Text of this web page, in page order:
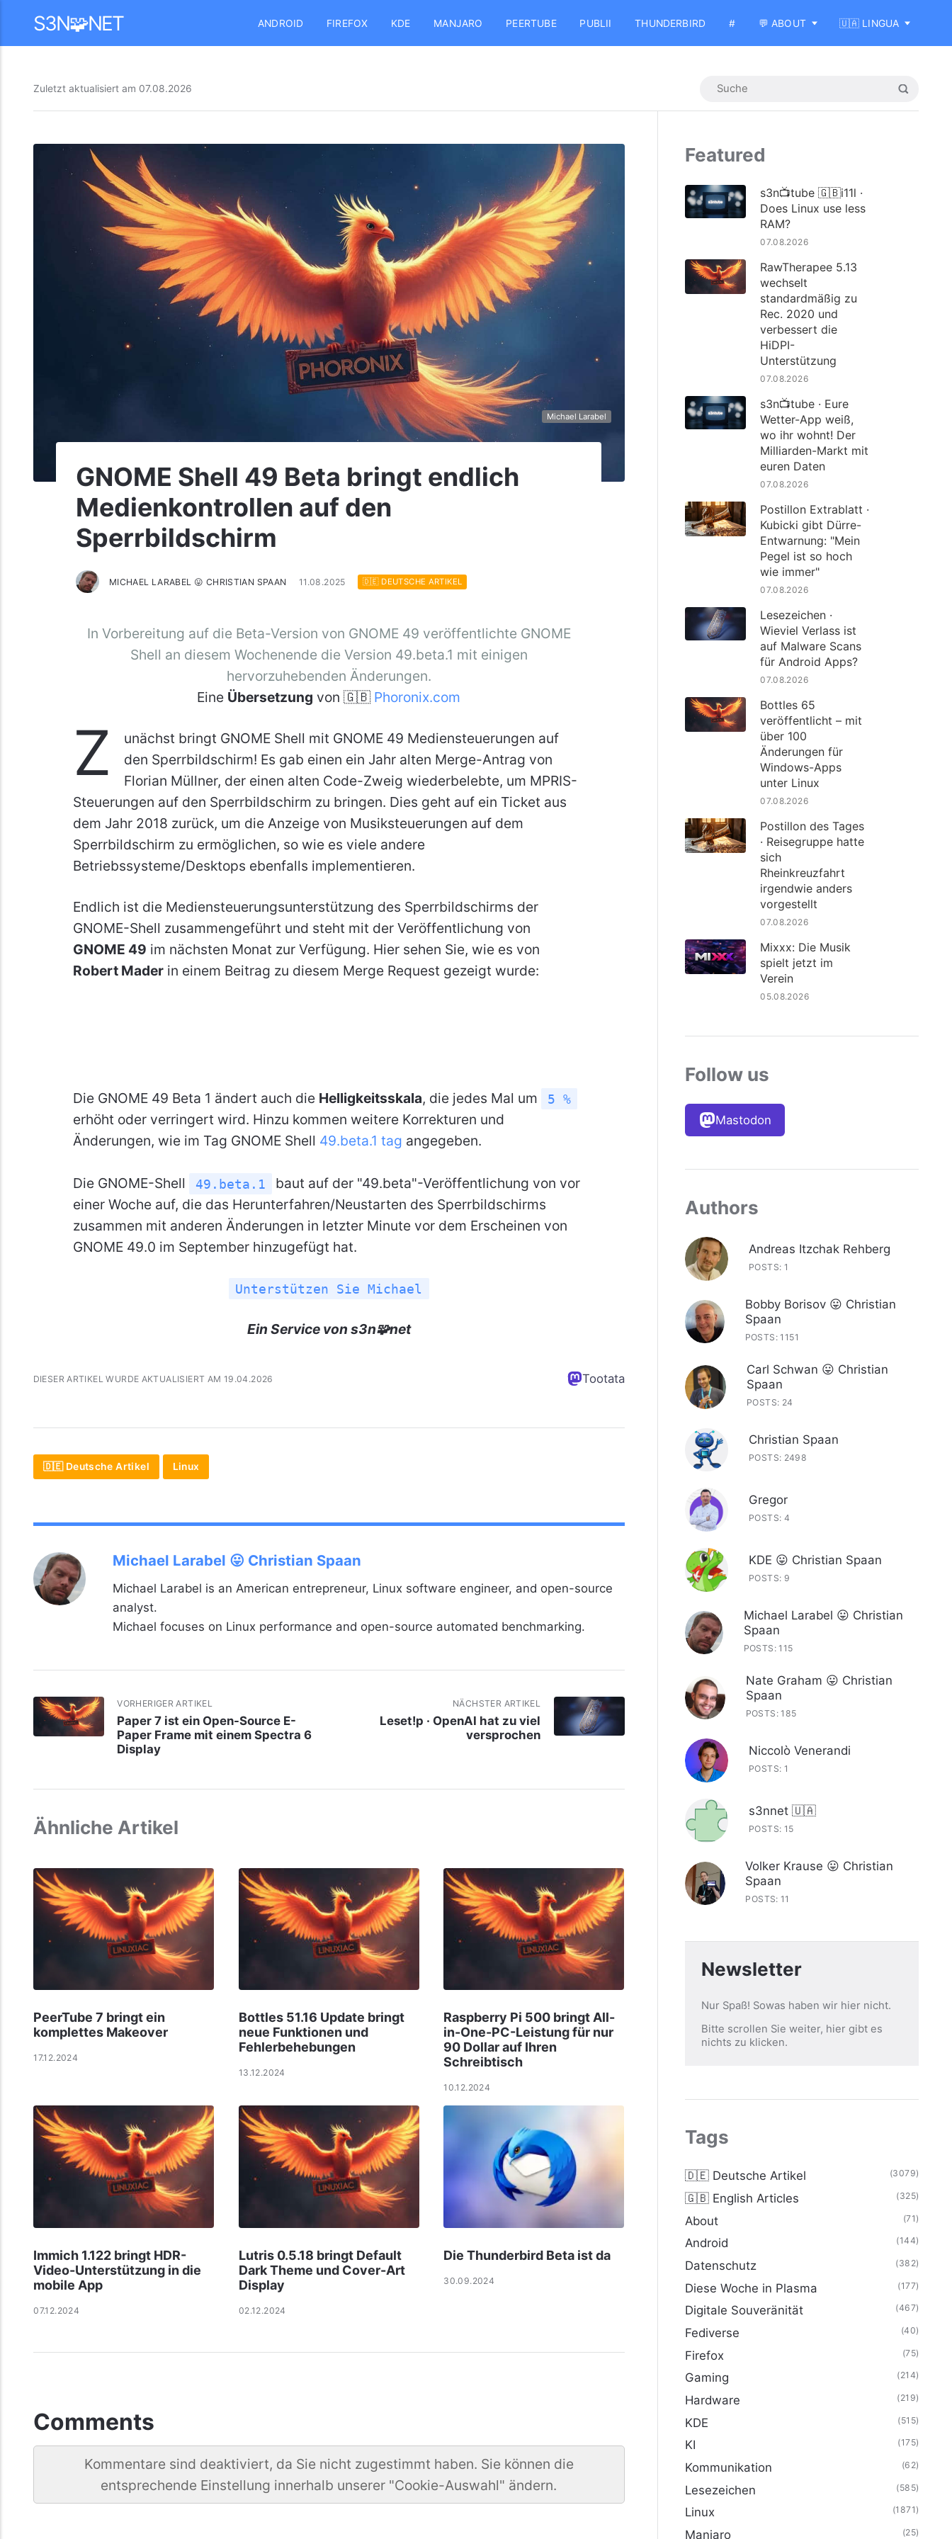
S3N🧩NET ANDROID FIREFOX KDE MANJARO PEERTUBE PUBLII THUNDERBIRD # 💬 ABOUT 🇺🇦 LINGUA
Zuletzt aktualisiert am 07.08.2026
Michael Larabel
GNOME Shell 49 Beta bringt endlich
Medienkontrollen auf den
Sperrbildschirm
MICHAEL LARABEL 😛 CHRISTIAN SPAAN 11.08.2025 🇩🇪 DEUTSCHE ARTIKEL
In Vorbereitung auf die Beta-Version von GNOME 49 veröffentlichte GNOME
Shell an diesem Wochenende die Version 49.beta.1 mit einigen
hervorzuhebenden Änderungen.
Eine Übersetzung von 🇬🇧 Phoronix.com
Z
unächst bringt GNOME Shell mit GNOME 49 Mediensteuerungen auf
den Sperrbildschirm! Es gab einen ein Jahr alten Merge-Antrag von
Florian Müllner, der einen alten Code-Zweig wiederbelebte, um MPRIS-
Steuerungen auf den Sperrbildschirm zu bringen. Dies geht auf ein Ticket aus
dem Jahr 2018 zurück, um die Anzeige von Musiksteuerungen auf dem
Sperrbildschirm zu ermöglichen, so wie es viele andere
Betriebssysteme/Desktops ebenfalls implementieren.
Endlich ist die Mediensteuerungsunterstützung des Sperrbildschirms der
GNOME-Shell zusammengeführt und steht mit der Veröffentlichung von
GNOME 49 im nächsten Monat zur Verfügung. Hier sehen Sie, wie es von
Robert Maderin einem Beitrag zu diesem Merge Request gezeigt wurde:
Die GNOME 49 Beta 1 ändert auch die Helligkeitsskala, die jedes Mal um 5 %
erhöht oder verringert wird. Hinzu kommen weitere Korrekturen und
Änderungen, wie im Tag GNOME Shell 49.beta.1 tag angegeben.
Die GNOME-Shell 49.beta.1
baut auf der "49.beta"-Veröffentlichung von vor
einer Woche auf, die das Herunterfahren/Neustarten des Sperrbildschirms
zusammen mit anderen Änderungen in letzter Minute vor dem Erscheinen von
GNOME 49.0 im September hinzugefügt hat.
Unterstützen Sie Michael
Ein Service von s3n🧩net
DIESER ARTIKEL WURDE AKTUALISIERT AM 19.04.2026 Tootata
🇩🇪 Deutsche Artikel Linux
Michael Larabel 😛 Christian Spaan
Michael Larabel is an American entrepreneur, Linux software engineer, and open-source
analyst.
Michael focuses on Linux performance and open-source automated benchmarking.
VORHERIGER ARTIKEL
Paper 7 ist ein Open-Source E-
Paper Frame mit einem Spectra 6
Display
NÄCHSTER ARTIKEL
Leset!p · OpenAI hat zu viel
versprochen
Ähnliche Artikel
PeerTube 7 bringt ein
komplettes Makeover
17.12.2024
Bottles 51.16 Update bringt
neue Funktionen und
Fehlerbehebungen
13.12.2024
Raspberry Pi 500 bringt All-
in-One-PC-Leistung für nur
90 Dollar auf Ihren
Schreibtisch
10.12.2024
Immich 1.122 bringt HDR-
Video-Unterstützung in die
mobile App
07.12.2024
Lutris 0.5.18 bringt Default
Dark Theme und Cover-Art
Display
02.12.2024
Die Thunderbird Beta ist da
30.09.2024
Comments
Kommentare sind deaktiviert, da Sie nicht zugestimmt haben. Sie können die
entsprechende Einstellung innerhalb unserer "Cookie-Auswahl" ändern.
Featured
s3n📺tube 🇬🇧i11l ·
Does Linux use less
RAM?
07.08.2026
RawTherapee 5.13
wechselt
standardmäßig zu
Rec. 2020 und
verbessert die
HiDPI-
Unterstützung
07.08.2026
s3n📺tube · Eure
Wetter-App weiß,
wo ihr wohnt! Der
Milliarden-Markt mit
euren Daten
07.08.2026
Postillon Extrablatt ·
Kubicki gibt Dürre-
Entwarnung: "Mein
Pegel ist so hoch
wie immer"
07.08.2026
Lesezeichen ·
Wieviel Verlass ist
auf Malware Scans
für Android Apps?
07.08.2026
Bottles 65
veröffentlicht – mit
über 100
Änderungen für
Windows-Apps
unter Linux
07.08.2026
Postillon des Tages
· Reisegruppe hatte
sich
Rheinkreuzfahrt
irgendwie anders
vorgestellt
07.08.2026
Mixxx: Die Musik
spielt jetzt im
Verein
05.08.2026
Follow us
Mastodon
Authors
Andreas Itzchak Rehberg
POSTS: 1
Bobby Borisov 😛 Christian
Spaan
POSTS: 1151
Carl Schwan 😛 Christian
Spaan
POSTS: 24
Christian Spaan
POSTS: 2498
Gregor
POSTS: 4
KDE 😛 Christian Spaan
POSTS: 9
Michael Larabel 😛 Christian
Spaan
POSTS: 115
Nate Graham 😛 Christian
Spaan
POSTS: 185
Niccolò Venerandi
POSTS: 1
s3nnet 🇺🇦
POSTS: 15
Volker Krause 😛 Christian
Spaan
POSTS: 11
Newsletter
Nur Spaß! Sowas haben wir hier nicht.
Bitte scrollen Sie weiter, hier gibt es
nichts zu klicken.
Tags
🇩🇪 Deutsche Artikel (3079)
🇬🇧 English Articles (325)
About (71)
Android (144)
Datenschutz (382)
Diese Woche in Plasma (177)
Digitale Souveränität (467)
Fediverse (40)
Firefox (75)
Gaming (214)
Hardware (219)
KDE (515)
KI (175)
Kommunikation (62)
Lesezeichen (585)
Linux (1871)
Manjaro (25)